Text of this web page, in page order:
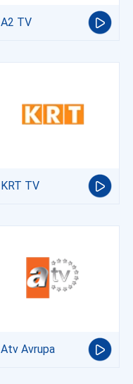
A2 TV
KRT TV
Atv Avrupa